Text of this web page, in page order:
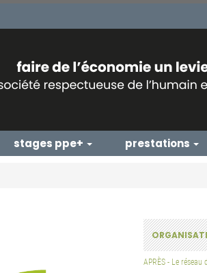
stages ppe+ prestations
APRÈS - Le